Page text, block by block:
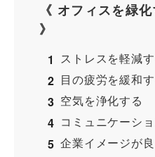
《 オフィスを緑
》
ストレスを軽減
目の疲労を緩和
空気を浄化する
コミュニケーシ
企業イメージが